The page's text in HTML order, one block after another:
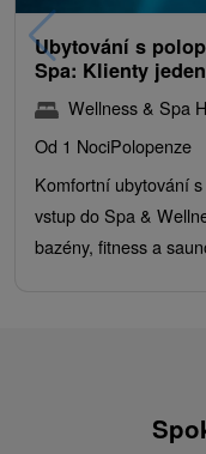
Ubytování s
Spa: Klienty
Wellness & Spa
Od 1 NociPolopenze
Komfortní ubytování
vstup do Spa &
bazény, fitness a